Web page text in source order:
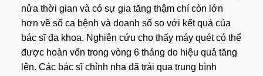
nửa thời gian và có sự gia tăng thậm chí còn lớn
hơn về số ca bệnh và doanh số so với kết quả của
bác sĩ đa khoa. Nghiên cứu cho thấy máy quét có thể
được hoàn vốn trong vòng 6 tháng do hiệu quả tăng
lên. Các bác sĩ chỉnh nha đã trải qua trung bình